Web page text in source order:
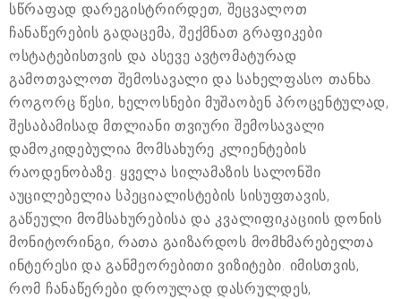
სწრაფად დარეგისტრირდეთ, შეცვალოთ
ჩანაწერების გადაცემა, შექმნათ გრაფიკები
ოსტატებისთვის და ასევე ავტომატურად
გამოთვალოთ შემოსავალი და სახელფასო თანხა.
როგორც წესი, ხელოსნები მუშაობენ პროცენტულად,
შესაბამისად მთლიანი თვიური შემოსავალი
დამოკიდებულია მომსახურე კლიენტების
რაოდენობაზე. ყველა სილამაზის სალონში
აუცილებელია სპეციალისტების სისუფთავის,
გაწეული მომსახურებისა და კვალიფიკაციის დონის
მონიტორინგი, რათა გაიზარდოს მომხმარებელთა
ინტერესი და განმეორებითი ვიზიტები. იმისთვის,
რომ ჩანაწერები დროულად დასრულდეს,